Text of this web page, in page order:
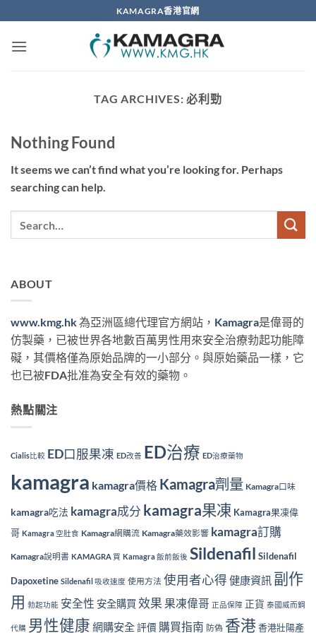
to
content
KAMAGRA香港官網
TAG ARCHIVES:必利勁
Nothing Found
It seems we can’t find what you’re looking for. Perhaps
searching can help.
ABOUT
www.kmg.hk為亞洲區總代理官方網站， Kamagra是偉哥的
仿製藥，已被世界各地數百萬男性用來安全治療勃起功能障
礙，其價格僅為原始品牌的一小部分。與原始藥品一樣，它
也已被FDA批准為安全有效的藥物。
熱點關注
Cialis比較 ED口服果凍 ED改善 ED治療 ED治療藥物
kamagra kamagra價格 Kamagra劑量 Kamagra口味
kamagra吃法 kamagra成分 kamagra果凍 Kamagra果凍偉
哥 Kamagra 空肚食 Kamagra網購流 Kamagra藥效影響 kamagra訂購
Kamagra說明書 KAMAGRA 買 Kamagra 飯前飯後 Sildenafil Sildenafil
Dapoxetine Sildenafil 吸收速度 使用方法 使用者心得 健康資訊 副作
用 勃起功能 安全性 安全購買 效果 果凍偉哥 正品保障 正貨 泰國威而鋼
代購 男性健康 網購安全評價 購買指南 防偽 香港香港壯陽產